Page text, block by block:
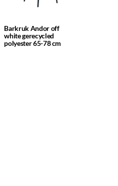
Barkruk Andor off
white gerecycled
polyester 65-78 cm